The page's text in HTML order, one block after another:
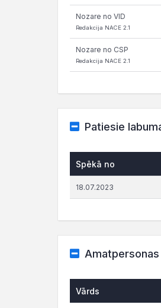
Nozare no VID
Redakcija NACE 2.1
Nozare no CSP
Redakcija NACE 2.1
Patiesie
Spēkā no
18.07.2023
Amatpersonas
Vārds